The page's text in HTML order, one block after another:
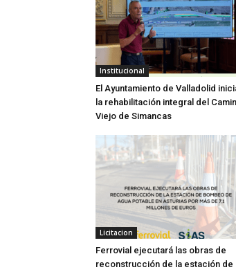
Institucional
El Ayuntamiento de Valladolid
la rehabilitación integral del
Viejo de Simancas
Licitacion
Ferrovial ejecutará las obras de
reconstrucción de la estación de